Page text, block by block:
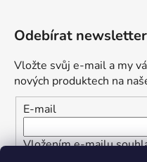
Odebírat newsletter
Vložte svůj e-mail a my
nových produktech na
E-mail
Vložením e-mailu